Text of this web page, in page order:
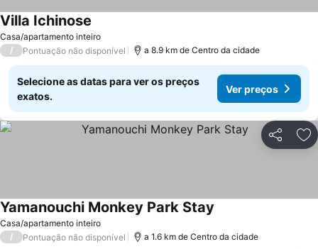
Casa/apartamento inteiro
Villa Ichinose
/ Pontuação não disponível a 8.9 km de Centro da cidade
Selecione as datas para ver os preços
exatos.
Ver preços
Partilhar
Casa/apartamento inteiro
Yamanouchi Monkey Park Stay
/ Pontuação não disponível a 1.6 km de Centro da cidade